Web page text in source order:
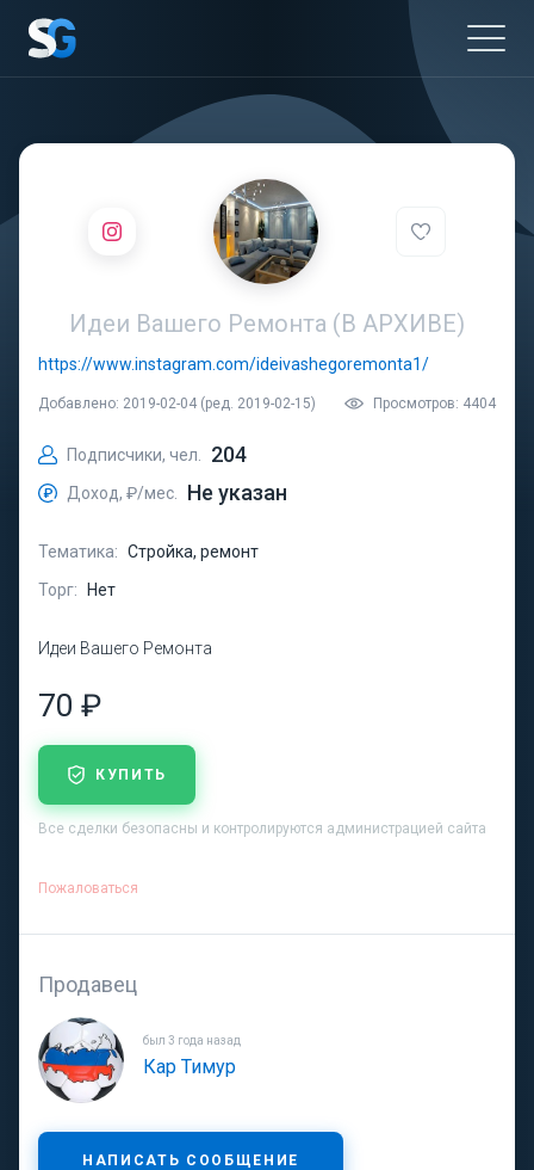
Идеи Вашего Ремонта (В АРХИВЕ)
https://www.instagram.com/ideivashegoremonta1/
Добавлено: 2019-02-04 (ред. 2019-02-15) Просмотров: 4404
Подписчики, чел. 204
Доход, ₽/мес. Не указан
Тематика: Стройка, ремонт
Торг:
Нет
Идеи Вашего Ремонта
70 ₽
КУПИТЬ
Все сделки безопасны и контролируются администрацией сайта
Пожаловаться
Продавец
был 3 года назад
Кар Тимур
НАПИСАТЬ СООБЩЕНИЕ